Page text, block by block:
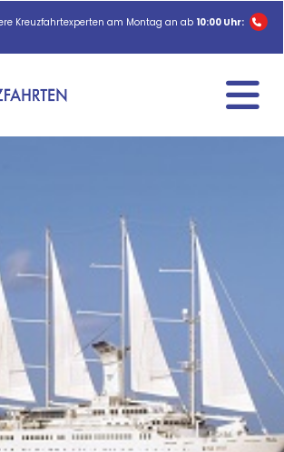
Kreuzfahrtexperten am Montag an ab 10:00 Uhr: